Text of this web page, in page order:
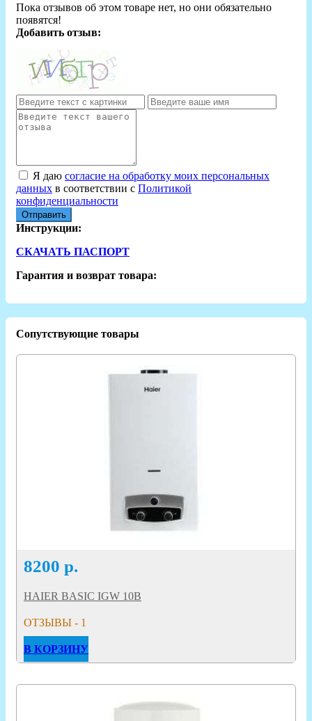
Пока отзывов об этом товаре нет, но они обязательно
появятся!
Добавить отзыв:
Я даю согласие на обработку моих персональных
данных в соответствии с Политикой
конфиденциальности
Отправить
Инструкции:
СКАЧАТЬ ПАСПОРТ
Гарантия и возврат товара:
Сопутствующие товары
8200 р.
HAIER BASIC IGW 10B
ОТЗЫВЫ - 1
В КОРЗИНУ